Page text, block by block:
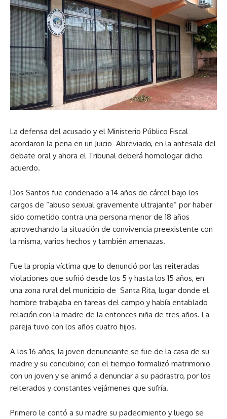
La defensa del acusado y el Ministerio Público Fiscal
acordaron la pena en un Juicio Abreviado, en la antesala del
debate oral y ahora el Tribunal deberá homologar dicho
acuerdo.
Dos Santos fue condenado a 14 años de cárcel bajo los
cargos de “abuso sexual gravemente ultrajante” por haber
sido cometido contra una persona menor de 18 años
aprovechando la situación de convivencia preexistente con
la misma, varios hechos y también amenazas.
Fue la propia víctima que lo denunció por las reiteradas
violaciones que sufrió desde los 5 y hasta los 15 años, en
una zona rural del municipio de Santa Rita, lugar donde el
hombre trabajaba en tareas del campo y había entablado
relación con la madre de la entonces niña de tres años. La
pareja tuvo con los años cuatro hijos.
A los 16 años, la joven denunciante se fue de la casa de su
madre y su concubino; con el tiempo formalizó matrimonio
con un joven y se animó a denunciar a su padrastro, por los
reiterados y constantes vejámenes que sufría.
Primero le contó a su madre su padecimiento y luego se